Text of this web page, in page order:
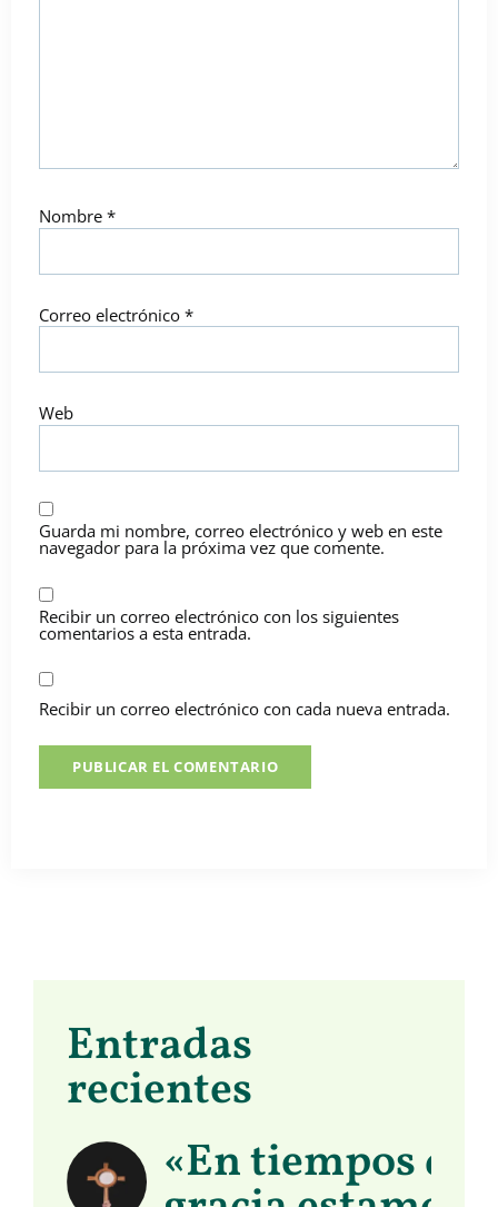
Nombre *
Correo electrónico *
Web
Guarda mi nombre, correo electrónico y web en este
navegador para la próxima vez que comente.
Recibir un correo electrónico con los siguientes
comentarios a esta entrada.
Recibir un correo electrónico con cada nueva entrada.
Entradas
recientes
«En tiempos de